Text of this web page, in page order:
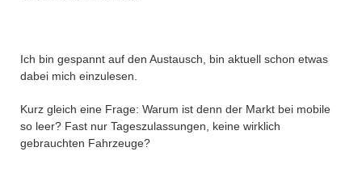
Ich bin gespannt auf den Austausch, bin aktuell schon etwas
dabei mich einzulesen.
Kurz gleich eine Frage: Warum ist denn der Markt bei mobile
so leer? Fast nur Tageszulassungen, keine wirklich
gebrauchten Fahrzeuge?